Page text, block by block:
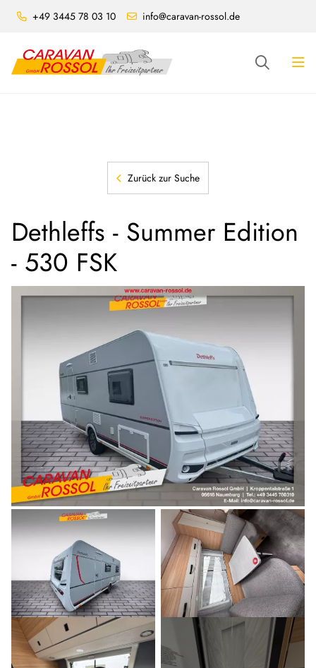
+49 3445 78 03 10 info@caravan-rossol.de
Zurück zur Suche
Dethleffs - Summer Edition
- 530 FSK